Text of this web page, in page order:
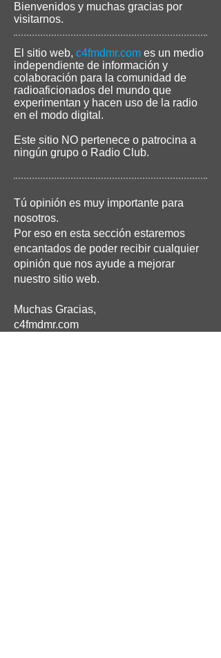
Bienvenidos y muchas gracias por
visitarnos.
El sitio web, c4fmdmr.com es un medio
independiente de información y
colaboración para la comunidad de
radioaficionados del mundo que
experimentan y hacen uso de la radio
en el modo digital.
Este sitio NO pertenece o patrocina a
ningún grupo o Radio Club.
Tú opinión es muy importante para
nosotros.
Por eso en esta sección estaremos
encantados de poder recibir cualquier
opinión que nos ayude a mejorar
nuestro sitio web.
Muchas Gracias,
c4fmdmr.com